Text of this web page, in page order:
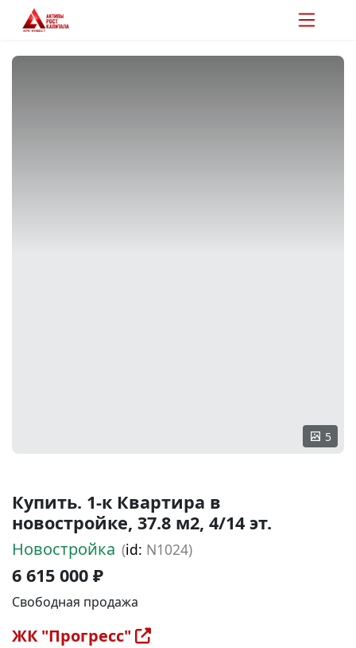
5
Купить. 1-к Квартира в
новостройке, 37.8 м2, 4/14 эт.
Новостройка (id: N1024)
6 615 000 ₽
Свободная продажа
ЖК "Прогресс"